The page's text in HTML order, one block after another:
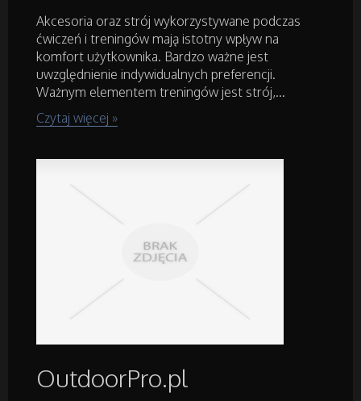
Biżuteria
Dla Dzieci
Wyposażenie Wnętrz
Odzież
Art. Dla Zwierząt
Akcesoria oraz strój wykorzystywane podczas
ćwiczeń i treningów mają istotny wpływ na
komfort użytkownika. Bardzo ważne jest
uwzględnienie indywidualnych preferencji.
Ważnym elementem treningów jest strój,...
Czytaj więcej »
OutdoorPro.pl